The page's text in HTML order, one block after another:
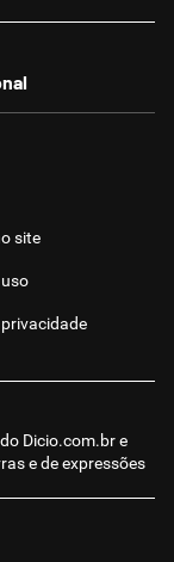
Dicio.com.bre
e de expressões
site